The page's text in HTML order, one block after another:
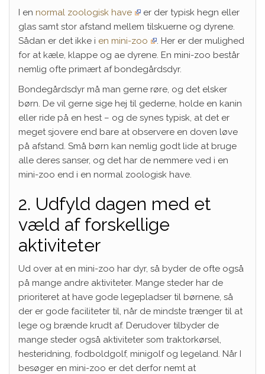
I en normal zoologisk have
er der typisk hegn eller
glas samt stor afstand mellem tilskuerne og dyrene.
Sådan er det ikke i en mini-zoo
. Her er der mulighed
for at kæle, klappe og ae dyrene. En mini-zoo består
nemlig ofte primært af bondegårdsdyr.
Bondegårdsdyr må man gerne røre, og det elsker
børn. De vil gerne sige hej til gederne, holde en kanin
eller ride på en hest – og de synes typisk, at det er
meget sjovere end bare at observere en doven løve
på afstand. Små børn kan nemlig godt lide at bruge
alle deres sanser, og det har de nemmere ved i en
mini-zoo end i en normal zoologisk have.
2. Udfyld dagen med et
væld af forskellige
aktiviteter
Ud over at en mini-zoo har dyr, så byder de ofte også
på mange andre aktiviteter. Mange steder har de
prioriteret at have gode legepladser til børnene, så
der er gode faciliteter til, når de mindste trænger til at
lege og brænde krudt af. Derudover tilbyder de
mange steder også aktiviteter som traktorkørsel,
hesteridning, fodboldgolf, minigolf og legeland. Når I
besøger en mini-zoo er det derfor nemt at